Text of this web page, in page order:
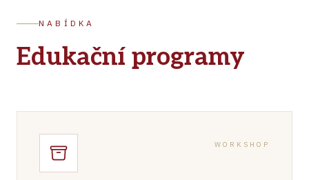
NABÍDKA
Edukační programy
WORKSHOP